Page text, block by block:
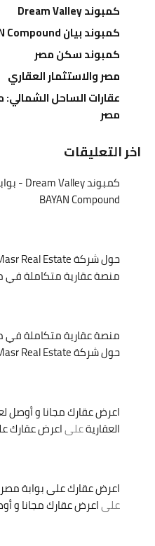
كمبوند Dream Valley
كمبوند بيان BAYAN Compound
كمبوند سكن مصر
مصر والاستثمار العقاري
عقارات الساحل
مصر
اخر التعليقات
كمبوند Dream Valley - بوابة مصر العقارية
BAYAN Compound
حول شركة Gate Masr Real Estate - بوابة مصر العقارية
منصة عقارية متكاملة في
منصة عقارية متكاملة في
حول شركة Gate Masr Real Estate
اعرض عقارك مجانا و أوصل
العقاريةعلىاعرض عقارك
اعرض عقارك على بوابة مصر
علىاعرض عقارك مجانا و